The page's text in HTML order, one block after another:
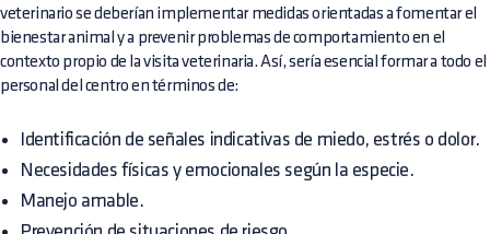
veterinario se deberían implementar medidas orientadas a fomentar el
bienestar animal y a prevenir problemas de comportamiento en el
contexto propio de la visita veterinaria. Así, sería esencial formar a todo el
personal del centro en términos de:
Identificación de señales indicativas de miedo, estrés o dolor.
Necesidades físicas y emocionales según la especie.
Manejo amable.